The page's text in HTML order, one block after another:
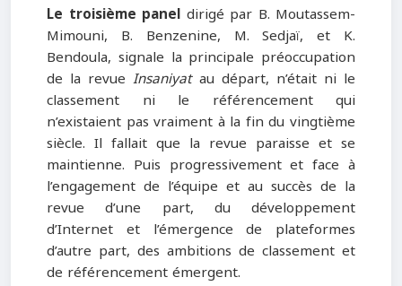
Le troisième panel dirigé par B. Moutassem-
Mimouni, B. Benzenine, M. Sedjaï, et K.
Bendoula, signale la principale préoccupation
de la revueInsaniyatau départ, n’était ni le
classement ni le référencement qui
n’existaient pas vraiment à la fin du vingtième
siècle. Il fallait que la revue paraisse et se
maintienne. Puis progressivement et face à
l’engagement de l’équipe et au succès de la
revue d’une part, du développement
d’Internet et l’émergence de plateformes
d’autre part, des ambitions de classement et
de référencement émergent.